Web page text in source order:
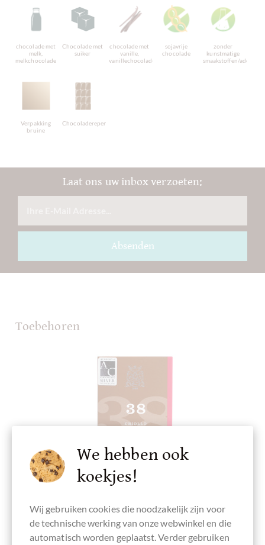
chocolade met
melk,
melkchocolade
Chocolade met
suiker
chocolade met
vanille,
vanillechocolade
sojavrije
chocolade
zonder
kunstmatige
smaakstoffen/
Verpakking
bruine
Chocoladerepen
Laat ons uw inbox verzoeten:
Absenden
Toebehoren
Beschle
We hebben ook
koekjes!
Wij gebruiken cookies die noodzakelijk zijn voor
de technische werking van onze webwinkel en die
automatisch worden geplaatst. Verder gebruiken